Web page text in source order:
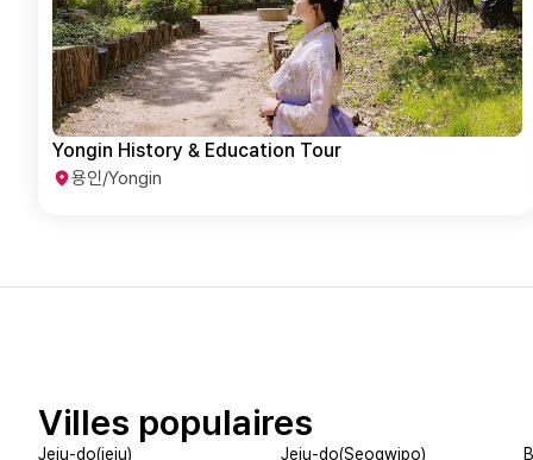
Yongin History & Education Tour
용인/Yongin
Villes populaires
Jeju-do(jeju) Jeju-do(Seogwipo)